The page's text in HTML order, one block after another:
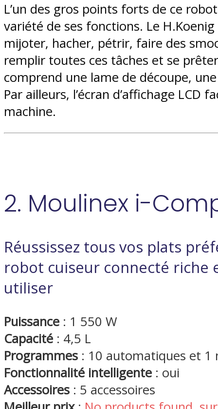
L’un des gros points forts de ce
variété de ses fonctions. Le
mijoter, hacher, pétrir, faire des
remplir toutes ces tâches et se
comprend une lame de découpe,
Par ailleurs, l’écran d’affichage LCD
machine.
2. Moulinex i-
Réussissez tous vos plats
robot cuiseur connecté riche
utiliser
Puissance : 1 550 W
Capacité : 4,5 L
Programmes : 10 automatiques et 1
Fonctionnalité intelligente : oui
Accessoires : 5 accessoires